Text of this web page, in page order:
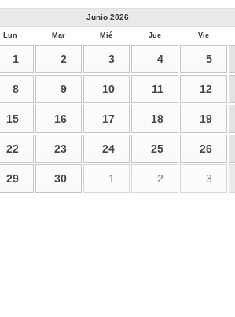
Junio 2026
Lun Mar Mié Jue Vie
1 2 3 4 5
8 9 10 11 12
15 16 17 18 19
22 23 24 25 26
29 30 1 2 3